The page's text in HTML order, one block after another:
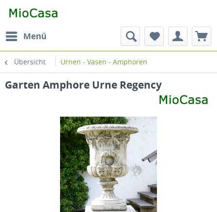
Menü
Übersicht Urnen - Vasen - Amphoren
Garten Amphore Urne Regency